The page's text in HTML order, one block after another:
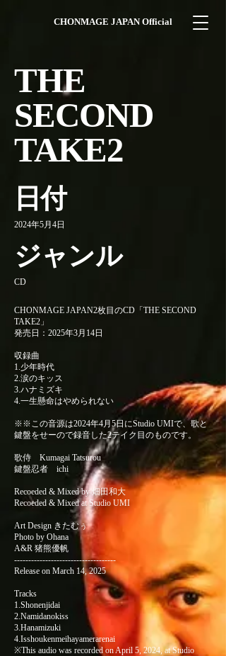
CHONMAGE JAPAN Official
THE
SECOND
TAKE2
日付
2024年5月4日
ジャンル
CD
CHONMAGE JAPAN2枚目のCD「THE SECOND
TAKE2」
発売日：2025年3月14日
収録曲
1.少年時代
2.涙のキッス
3.ハナミズキ
4.一生懸命はやめられない
※※この音源は2024年4月5日にStudio UMIで、歌と
鍵盤をせーので録音した2テイク目のものです。
歌侍 Kumagai Tatsurou
鍵盤忍者 ichi
Recoeded & Mixed by 畑田和大
Recoeded & Mixed at Studio UMI
Art Design きたむぅ
Photo by Ohana
A&R 猪熊優帆
------------------------------------
Release on March 14, 2025
Tracks
1.Shonenjidai
2.Namidanokiss
3.Hanamizuki
4.Isshoukenmeihayamerarenai
※This audio was recorded on April 5, 2024, at Studio